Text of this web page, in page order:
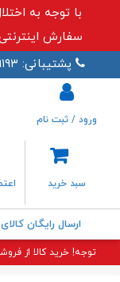
با توجه به
سفارش اینترنتی با شماره
پشتیبانی: ۷۹۱۹۳-۰۲۱
سبد خرید
ورود / ثبت نام
ارسال رایگان کالای
توجه! خرید کالا از